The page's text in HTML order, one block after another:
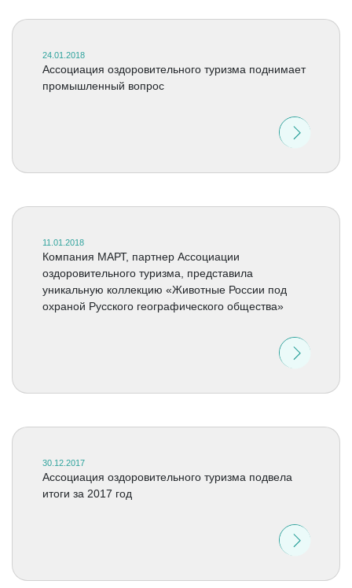
24.01.2018
Ассоциация оздоровительного туризма поднимает
промышленный вопрос
11.01.2018
Компания МАРТ, партнер Ассоциации
оздоровительного туризма, представила
уникальную коллекцию «Животные России под
охраной Русского географического общества»
30.12.2017
Ассоциация оздоровительного туризма подвела
итоги за 2017 год